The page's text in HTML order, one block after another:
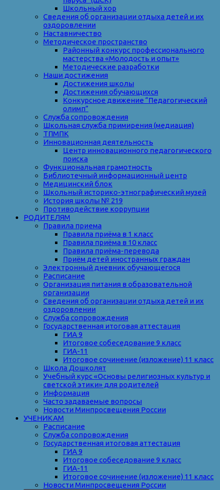
Школьный хор
Сведения об организации отдыха детей и их
оздоровлении
Наставничество
Методическое пространство
Районный конкурс профессионального
мастерства «Молодость и опыт»
Методические разработки
Наши достижения
Достижения школы
Достижения обучающихся
Конкурсное движение “Педагогический
олимп”
Служба сопровождения
Школьная служба примирения (медиация)
ТПМПК
Инновационная деятельность
Центр инновационного педагогического
поиска
Функциональная грамотность
Библиотечный информационный центр
Медицинский блок
Школьный историко-этнографический музей
История школы № 219
Противодействие коррупции
РОДИТЕЛЯМ
Правила приема
Правила приёма в 1 класс
Правила приёма в 10 класс
Правила приёма-перевода
Приём детей иностранных граждан
Электронный дневник обучающегося
Расписание
Организация питания в образовательной
организации
Сведения об организации отдыха детей и их
оздоровлении
Служба сопровождения
Государственная итоговая аттестация
ГИА 9
Итоговое собеседование 9 класс
ГИА-11
Итоговое сочинение (изложение) 11 класс
Школа Дошколят
Учебный курс «Основы религиозных культур и
светской этики» для родителей
Информация
Часто задаваемые вопросы
Новости Минпросвещения России
УЧЕНИКАМ
Расписание
Служба сопровождения
Государственная итоговая аттестация
ГИА 9
Итоговое собеседование 9 класс
ГИА-11
Итоговое сочинение (изложение) 11 класс
Новости Минпросвещения России